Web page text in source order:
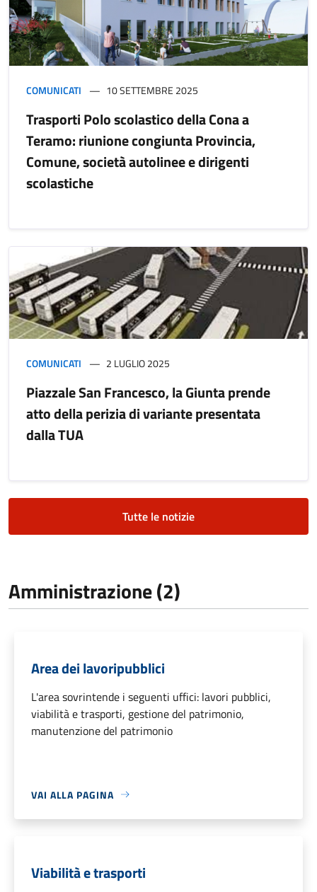
COMUNICATI 10 SETTEMBRE 2025
Trasporti Polo scolastico della Cona a
Teramo: riunione congiunta Provincia,
Comune, società autolinee e dirigenti
scolastiche
COMUNICATI 2 LUGLIO 2025
Piazzale San Francesco, la Giunta prende
atto della perizia di variante presentata
dalla TUA
Tutte le notizie
Amministrazione (2)
Area dei lavoripubblici
L'area sovrintende i seguenti uffici: lavori pubblici,
viabilità e trasporti, gestione del patrimonio,
manutenzione del patrimonio
VAI ALLA PAGINA
Viabilità e trasporti